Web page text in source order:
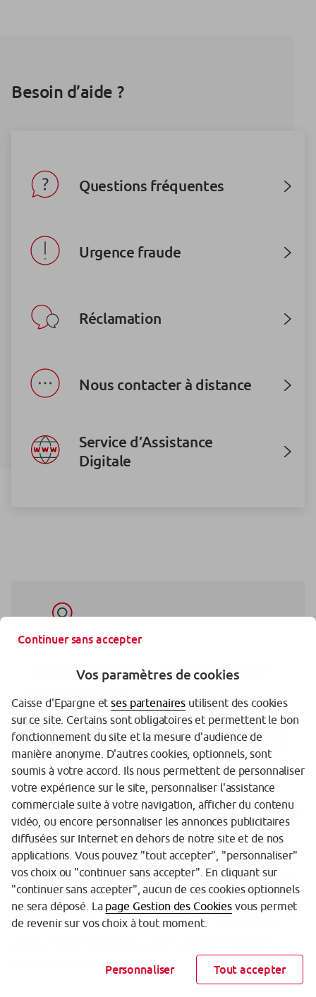
Besoin d’aide ?
Questions fréquentes
Urgence fraude
Réclamation
Nous contacter à distance
Service d’Assistance
Digitale
Trouvez l’agence la plus proche
Trouver une agence
(1) Tarif en vigueur au 01/04/2025 pour un contrat Assurance Habitation
en formule « Initial » pour un logement d’une pièce pour les moins de
29 ans (hors taxe attentat).
Assurance Habitation est un contrat BPCE Assurances IARD, société
anonyme au capital de 61 996 212 euros dont le siège social est situé 7
promenade Germaine Sablon, 75013 Paris, immatriculée au RCS de
Paris sous le numéro 350 663 860, entreprise régie par le Code des
assurances. Entité du Groupe BPCE, titulaire de l’identifiant unique REP
Papiers n° FR232581_01QHNQ (BPCE – SIRET 493 455 042). Tarif en
Continuer sans accepter
Vos paramètres de cookies
Caisse d'Epargne etses partenaires utilisent des cookies
sur ce site. Certains sont obligatoires et permettent le bon
fonctionnement du site et la mesure d'audience de
manière anonyme. D'autres cookies, optionnels, sont
soumis à votre accord. Ils nous permettent de personnaliser
votre expérience sur le site, personnaliser l'assistance
commerciale suite à votre navigation, afficher du contenu
vidéo, ou encore personnaliser les annonces publicitaires
diffusées sur Internet en dehors de notre site et de nos
applications. Vous pouvez "tout accepter", "personnaliser"
vos choix ou "continuer sans accepter". En cliquant sur
"continuer sans accepter", aucun de ces cookies optionnels
ne sera déposé. La page Gestion des Cookiesvous permet
de revenir sur vos choix à tout moment.
Personnaliser Tout accepter